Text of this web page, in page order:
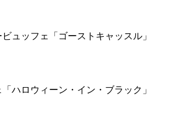
ュッフェ「ゴーストキャッスル」
ハロウィーン・イン・ブラック」